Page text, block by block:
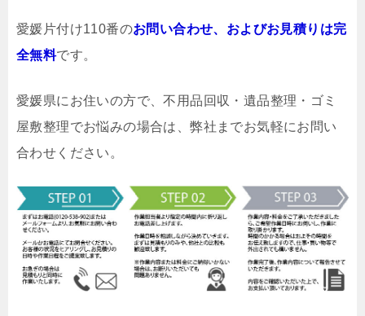
愛媛片付け110番のお問い合わせ、およびお見積りは完
全無料です。
愛媛県にお住いの方で、不用品回収・遺品整理・ゴミ
屋敷整理でお悩みの場合は、弊社までお気軽にお問い
合わせください。